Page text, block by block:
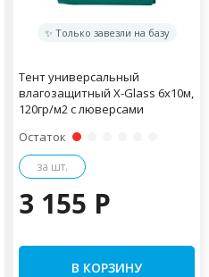
✨ Только завезли на базу
Тент универсальный
влагозащитный X-Glass 6х10м,
120гр/м2 c люверсами
Остаток
за шт.
3 155 P
В КОРЗИНУ